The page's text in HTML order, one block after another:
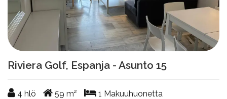
Riviera Golf, Espanja - Asunto 15
4 hlö 59 m² 1 Makuuhuonetta